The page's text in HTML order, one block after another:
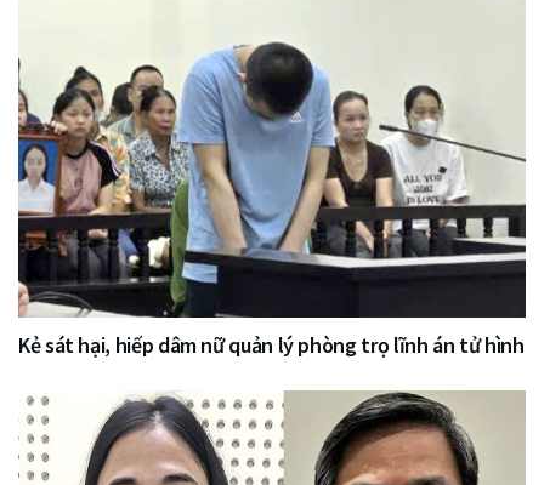
Kẻ sát hại, hiếp dâm nữ quản lý phòng trọ lĩnh án tử hình